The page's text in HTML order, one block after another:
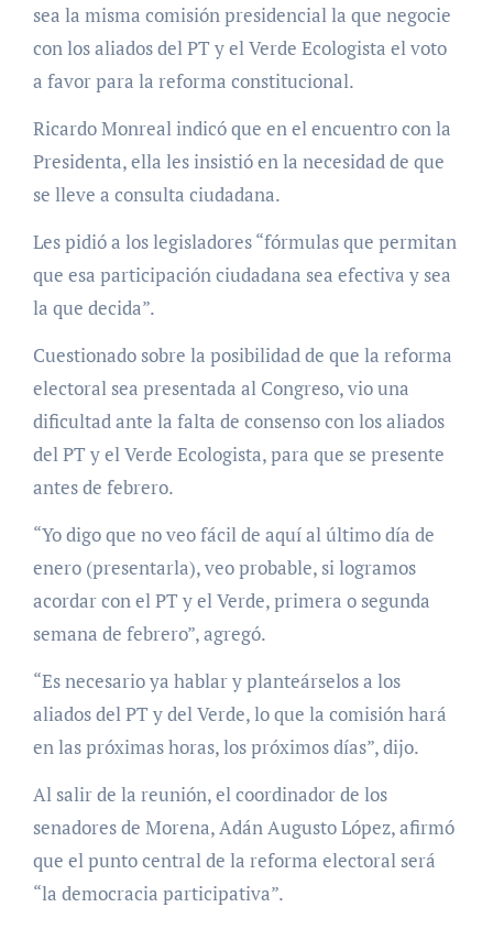
sea la misma comisión presidencial la que negocie
con los aliados del PT y el Verde Ecologista el voto
a favor para la reforma constitucional.
Ricardo Monreal indicó que en el encuentro con la
Presidenta, ella les insistió en la necesidad de que
se lleve a consulta ciudadana.
Les pidió a los legisladores “fórmulas que permitan
que esa participación ciudadana sea efectiva y sea
la que decida”.
Cuestionado sobre la posibilidad de que la reforma
electoral sea presentada al Congreso, vio una
dificultad ante la falta de consenso con los aliados
del PT y el Verde Ecologista, para que se presente
antes de febrero.
“Yo digo que no veo fácil de aquí al último día de
enero (presentarla), veo probable, si logramos
acordar con el PT y el Verde, primera o segunda
semana de febrero”, agregó.
“Es necesario ya hablar y planteárselos a los
aliados del PT y del Verde, lo que la comisión hará
en las próximas horas, los próximos días”, dijo.
Al salir de la reunión, el coordinador de los
senadores de Morena, Adán Augusto López, afirmó
que el punto central de la reforma electoral será
“la democracia participativa”.